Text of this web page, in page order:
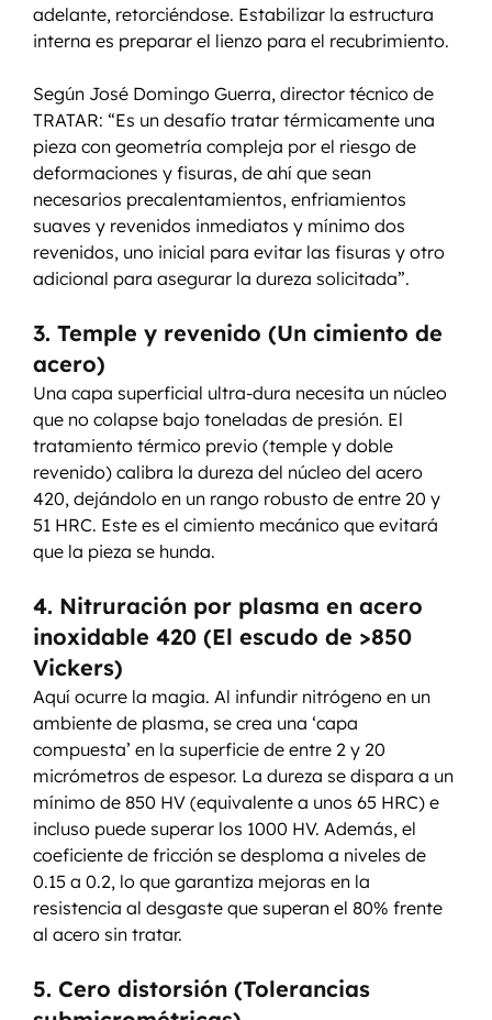
adelante, retorciéndose. Estabilizar la estructura
interna es preparar el lienzo para el recubrimiento.
Según José Domingo Guerra, director técnico de
TRATAR: “Es un desafío tratar térmicamente una
pieza con geometría compleja por el riesgo de
deformaciones y fisuras, de ahí que sean
necesarios precalentamientos, enfriamientos
suaves y revenidos inmediatos y mínimo dos
revenidos, uno inicial para evitar las fisuras y otro
adicional para asegurar la dureza solicitada”.
3. Temple y revenido (Un cimiento de
acero)
Una capa superficial ultra-dura necesita un núcleo
que no colapse bajo toneladas de presión. El
tratamiento térmico previo (temple y doble
revenido) calibra la dureza del núcleo del acero
420, dejándolo en un rango robusto de entre 20 y
51 HRC. Este es el cimiento mecánico que evitará
que la pieza se hunda.
4. Nitruración por plasma en acero
inoxidable 420 (El escudo de >850
Vickers)
Aquí ocurre la magia. Al infundir nitrógeno en un
ambiente de plasma, se crea una ‘capa
compuesta’ en la superficie de entre 2 y 20
micrómetros de espesor. La dureza se dispara a un
mínimo de 850 HV (equivalente a unos 65 HRC) e
incluso puede superar los 1000 HV. Además, el
coeficiente de fricción se desploma a niveles de
0.15 a 0.2, lo que garantiza mejoras en la
resistencia al desgaste que superan el 80% frente
al acero sin tratar.
5. Cero distorsión (Tolerancias